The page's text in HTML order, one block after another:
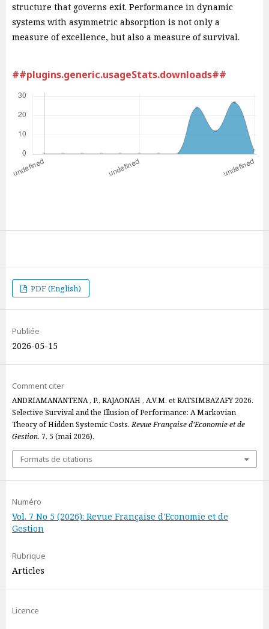
structure that governs exit. Performance in dynamic
systems with asymmetric absorption is not only a
measure of excellence, but also a measure of survival.
##plugins.generic.usageStats.downloads##
PDF (English)
Publiée
2026-05-15
Comment citer
ANDRIAMANANTENA , P., RAJAONAH , A.V.M. et RATSIMBAZAFY 2026.
Selective Survival and the Illusion of Performance: A Markovian
Theory of Hidden Systemic Costs.Revue Française d’Economie et de
Gestion. 7, 5 (mai 2026).
Formats de citations
Numéro
Vol. 7 No 5 (2026): Revue Française d'Economie et de
Gestion
Rubrique
Articles
Licence